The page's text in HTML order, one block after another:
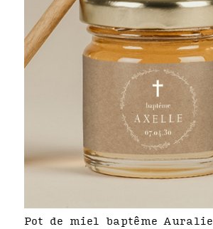
Pot de miel baptême Auralie